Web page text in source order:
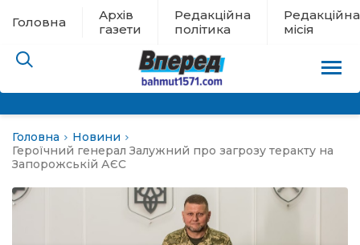
Головна
Архів
газети
Редакційна
політика
Редакційна
місія
евакуації
Головна
Новини
Героїчний генерал Залужний про загрозу теракту на
Запорожській АЄС